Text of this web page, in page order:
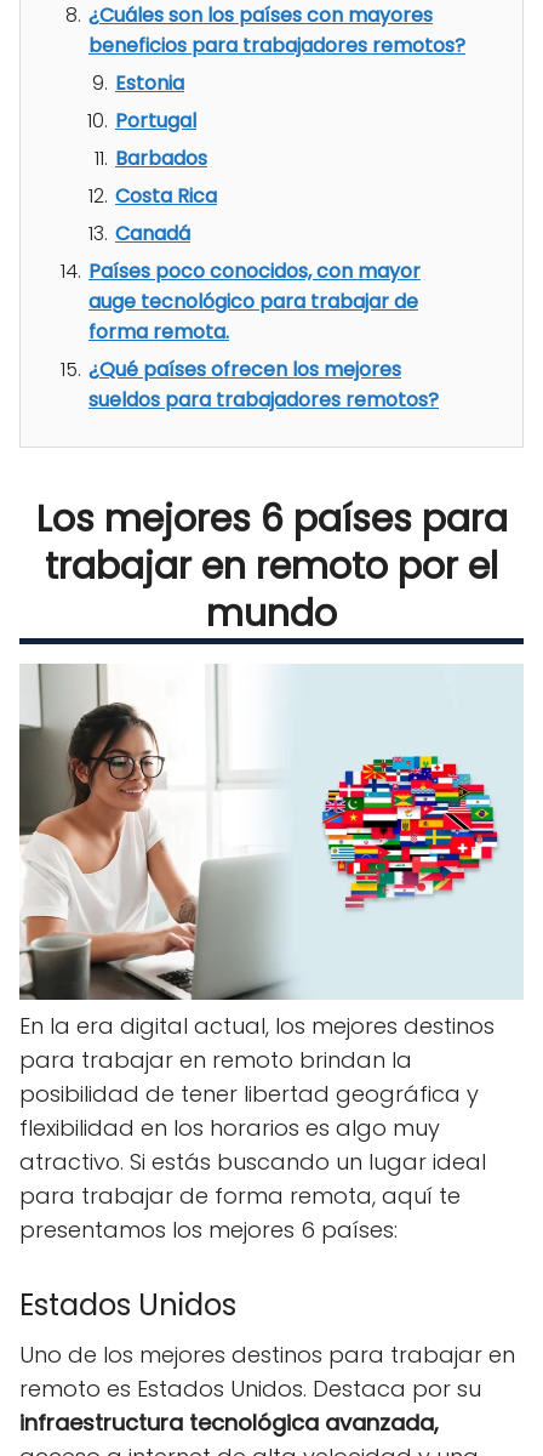
¿Cuáles son los países con mayores
beneficios para trabajadores remotos?
Estonia
Portugal
Barbados
Costa Rica
Canadá
Países poco conocidos, con mayor
auge tecnológico para trabajar de
forma remota.
¿Qué países ofrecen los mejores
sueldos para trabajadores remotos?
Los mejores 6 países para
trabajar en remoto por el
mundo
En la era digital actual, los mejores destinos
para trabajar en remoto brindan la
posibilidad de tener libertad geográfica y
flexibilidad en los horarios es algo muy
atractivo. Si estás buscando un lugar ideal
para trabajar de forma remota, aquí te
presentamos los mejores 6 países:
Estados Unidos
Uno de los mejores destinos para trabajar en
remoto es Estados Unidos. Destaca por su
infraestructura tecnológica avanzada,